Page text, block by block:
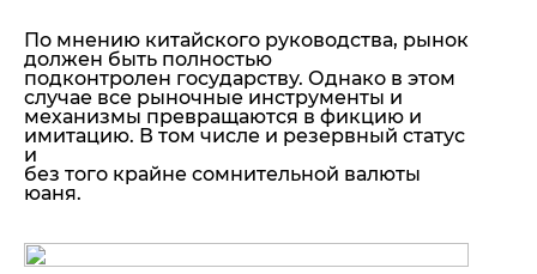
По мнению китайского руководства, рынок
должен быть полностью
подконтролен государству. Однако в этом
случае все рыночные инструменты и
механизмы превращаются в фикцию и
имитацию. В том числе и резервный статус
и
без того крайне сомнительной валюты
юаня.